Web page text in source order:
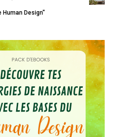
Human Design"
Accueil
Commence ici
Blog